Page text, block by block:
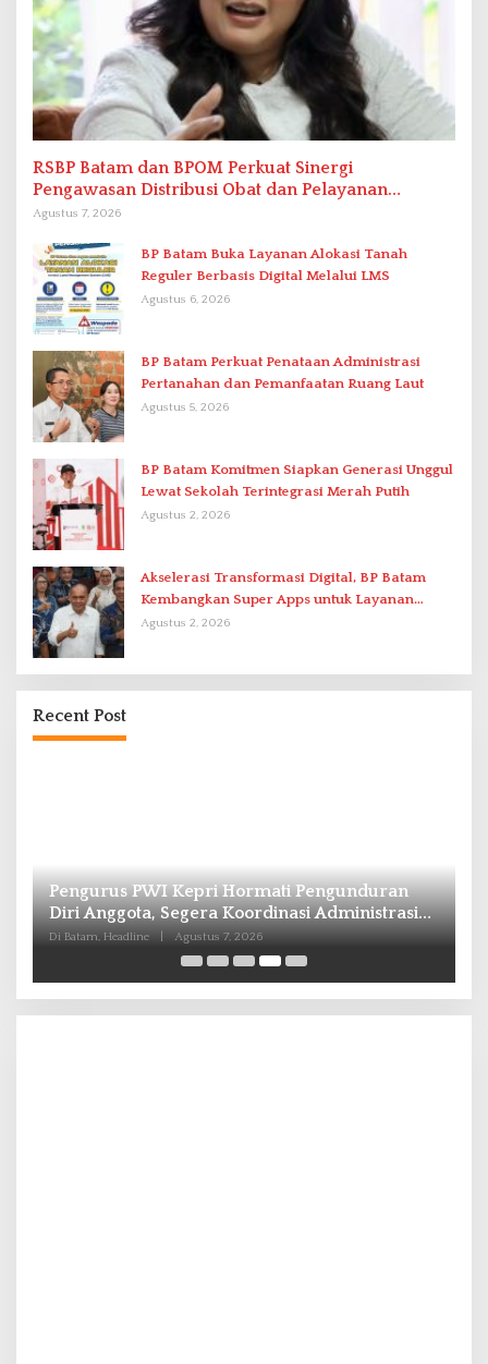
RSBP Batam dan BPOM Perkuat Sinergi
Pengawasan Distribusi Obat dan Pelayanan
Kefarmasian
Agustus 7, 2026
BP Batam Buka Layanan Alokasi Tanah
Reguler Berbasis Digital Melalui LMS
Agustus 6, 2026
BP Batam Perkuat Penataan Administrasi
Pertanahan dan Pemanfaatan Ruang Laut
Agustus 5, 2026
BP Batam Komitmen Siapkan Generasi Unggul
Lewat Sekolah Terintegrasi Merah Putih
Agustus 2, 2026
Akselerasi Transformasi Digital, BP Batam
Kembangkan Super Apps untuk Layanan
Terpadu
Agustus 2, 2026
Recent Post
Pengurus PWI Kepri Hormati Pengunduran
Diri Anggota, Segera Koordinasi Administrasi
ke Pusat
Di Batam, Headline Agustus 7, 2026